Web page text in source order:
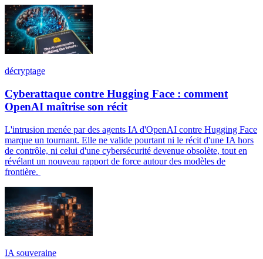
décryptage
Cyberattaque contre Hugging Face : comment
OpenAI maîtrise son récit
L'intrusion menée par des agents IA d'OpenAI contre Hugging Face
marque un tournant. Elle ne valide pourtant ni le récit d'une IA hors
de contrôle, ni celui d'une cybersécurité devenue obsolète, tout en
révélant un nouveau rapport de force autour des modèles de
frontière.
IA souveraine